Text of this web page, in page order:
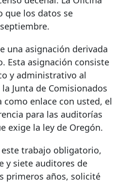
que los datos se
una asignación derivada
Esta asignación consiste
y administrativo al
Junta de Comisionados
como enlace con usted, el
para las auditorías
exige la ley de Oregón.
trabajo obligatorio,
y siete auditores de
primeros años, solicité